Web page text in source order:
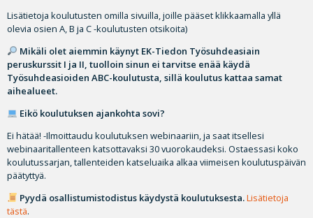
Lisätietoja koulutusten omilla sivuilla, joille pääset klikkaamalla yllä
olevia osien A, B ja C -koulutusten otsikoita)
Mikäli olet aiemmin käynyt EK-Tiedon Työsuhdeasiain
peruskurssit I ja II, tuolloin sinun ei tarvitse enää käydä
Työsuhdeasioiden ABC-koulutusta, sillä koulutus kattaa samat
aihealueet.
Eikö koulutuksen ajankohta sovi?
Ei hätää! -Ilmoittaudu koulutuksen webinaariin, ja saat itsellesi
webinaaritallenteen katsottavaksi 30 vuorokaudeksi. Ostaessasi koko
koulutussarjan, tallenteiden katseluaika alkaa viimeisen koulutuspäivän
päätyttyä.
Pyydä osallistumistodistus käydystä koulutuksesta.Lisätietoja
tästä.